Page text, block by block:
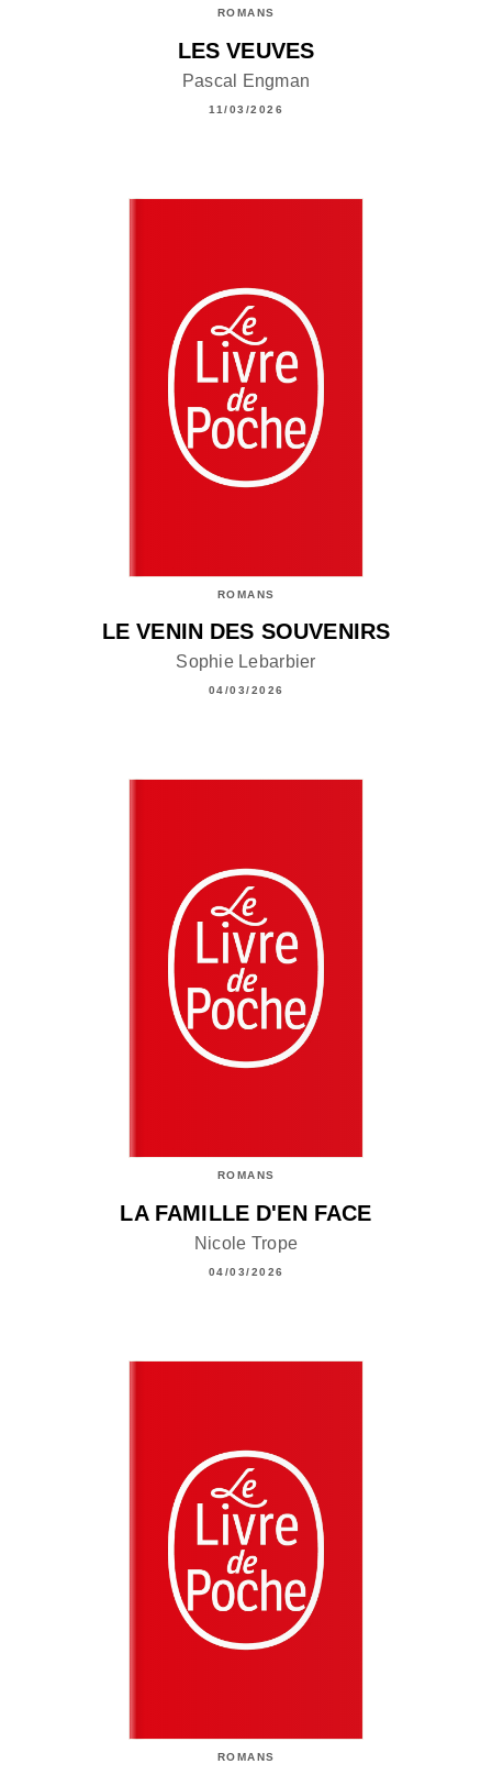
ROMANS
LES VEUVES
Pascal Engman
11/03/2026
ROMANS
LE VENIN DES SOUVENIRS
Sophie Lebarbier
04/03/2026
ROMANS
LA FAMILLE D'EN FACE
Nicole Trope
04/03/2026
ROMANS